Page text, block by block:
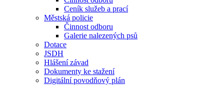
Ceník služeb a prací
Městská policie
Činnost odboru
Galerie nalezených psů
Dotace
JSDH
Hlášení závad
Dokumenty ke stažení
Digitální povodňový plán